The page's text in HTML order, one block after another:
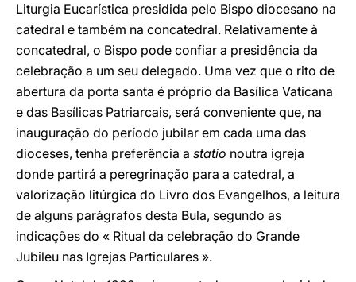
Liturgia Eucarística presidida pelo Bispo diocesano na
catedral e também na concatedral. Relativamente à
concatedral, o Bispo pode confiar a presidência da
celebração a um seu delegado. Uma vez que o rito de
abertura da porta santa é próprio da Basílica Vaticana
e das Basílicas Patriarcais, será conveniente que, na
inauguração do período jubilar em cada uma das
dioceses, tenha preferência a statio noutra igreja
donde partirá a peregrinação para a catedral, a
valorização litúrgica do Livro dos Evangelhos, a leitura
de alguns parágrafos desta Bula, segundo as
indicações do « Ritual da celebração do Grande
Jubileu nas Igrejas Particulares ».